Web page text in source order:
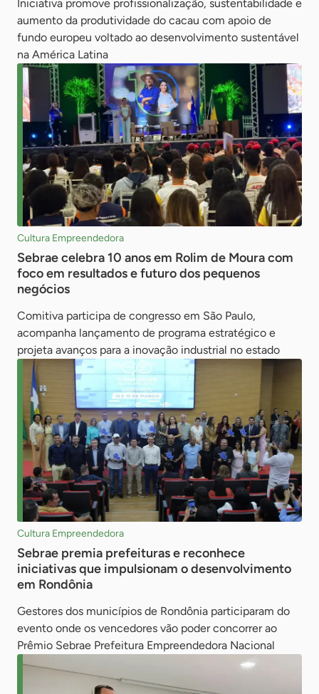
Iniciativa promove profissionalização, sustentabilidade e
aumento da produtividade do cacau com apoio de
fundo europeu voltado ao desenvolvimento sustentável
na América Latina
Cultura Empreendedora
Sebrae celebra 10 anos em Rolim de Moura com
foco em resultados e futuro dos pequenos
negócios
Comitiva participa de congresso em São Paulo,
acompanha lançamento de programa estratégico e
projeta avanços para a inovação industrial no estado
Cultura Empreendedora
Sebrae premia prefeituras e reconhece
iniciativas que impulsionam o desenvolvimento
em Rondônia
Gestores dos municípios de Rondônia participaram do
evento onde os vencedores vão poder concorrer ao
Prêmio Sebrae Prefeitura Empreendedora Nacional